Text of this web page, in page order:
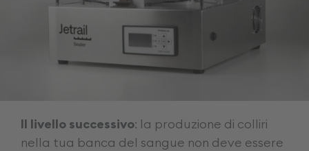
Il livello successivo: la produzione di colliri
nella tua banca del sangue non deve essere